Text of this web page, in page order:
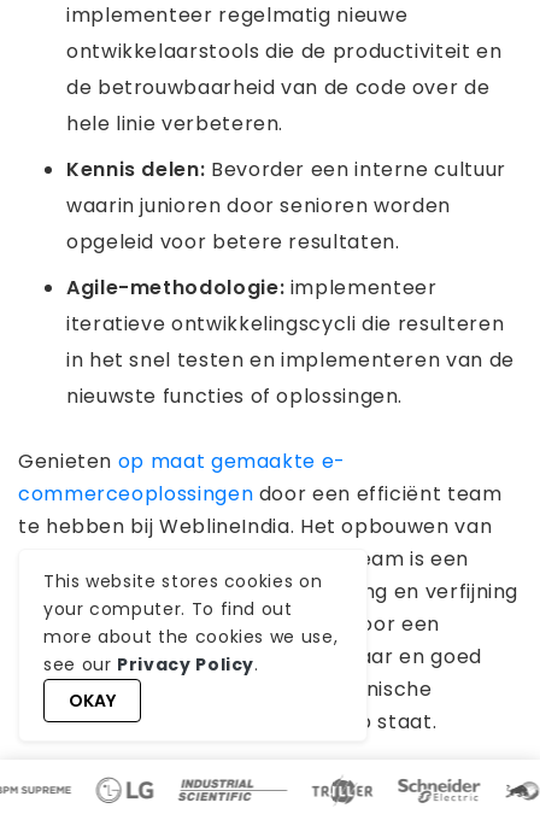
implementeer regelmatig nieuwe
ontwikkelaarstools die de productiviteit en
de betrouwbaarheid van de code over de
hele linie verbeteren.
Kennis delen: Bevorder een interne cultuur
waarin junioren door senioren worden
opgeleid voor betere resultaten.
Agile-methodologie: implementeer
iteratieve ontwikkelingscycli die resulteren
in het snel testen en implementeren van de
nieuwste functies of oplossingen.
Genieten op maat gemaakte e-
commerceoplossingen door een efficiënt team
te hebben bij WeblineIndia. Het opbouwen van
een e-commerce-ontwikkelingsteam is een
voortdurend proces van aanpassing en verfijning
aan denieuwste technologieën
. Voor een
soepele uitvoering moet u wendbaar en goed
geïnformeerd zijn, waarbij de technische
integriteit van uw platform voorop staat.
This website stores cookies on
your computer. To find out
more about the cookies we use,
see our Privacy Policy.
OKAY